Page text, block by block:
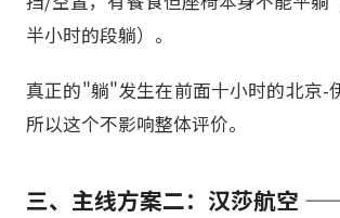
半小时的段躺）。
真正的"躺"发生在前面十小时的北京-
所以这个不影响整体评价。
三、主线方案二：汉莎航空